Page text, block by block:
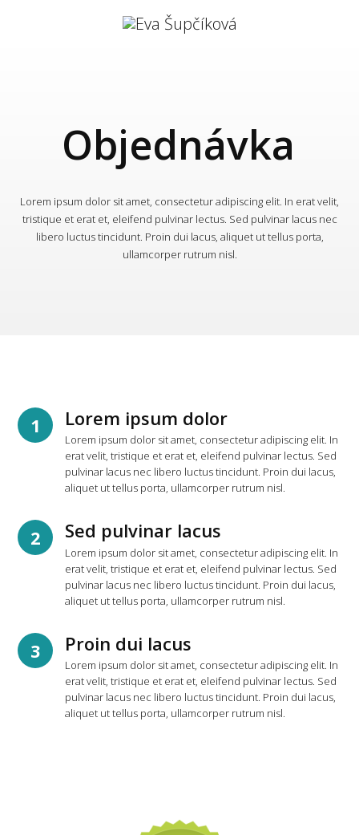
Objednávka
Lorem ipsum dolor sit amet, consectetur adipiscing elit. In erat velit,
tristique et erat et, eleifend pulvinar lectus. Sed pulvinar lacus nec
libero luctus tincidunt. Proin dui lacus, aliquet ut tellus porta,
ullamcorper rutrum nisl.
1 Lorem ipsum dolor
Lorem ipsum dolor sit amet, consectetur adipiscing elit. In
erat velit, tristique et erat et, eleifend pulvinar lectus. Sed
pulvinar lacus nec libero luctus tincidunt. Proin dui lacus,
aliquet ut tellus porta, ullamcorper rutrum nisl.
2 Sed pulvinar lacus
Lorem ipsum dolor sit amet, consectetur adipiscing elit. In
erat velit, tristique et erat et, eleifend pulvinar lectus. Sed
pulvinar lacus nec libero luctus tincidunt. Proin dui lacus,
aliquet ut tellus porta, ullamcorper rutrum nisl.
3 Proin dui lacus
Lorem ipsum dolor sit amet, consectetur adipiscing elit. In
erat velit, tristique et erat et, eleifend pulvinar lectus. Sed
pulvinar lacus nec libero luctus tincidunt. Proin dui lacus,
aliquet ut tellus porta, ullamcorper rutrum nisl.